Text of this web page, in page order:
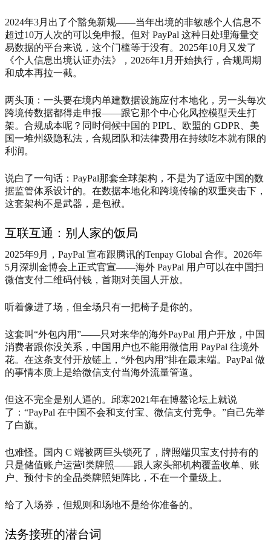
2024年3月出了个豁免新规——当年出境的非敏感个人信息不
超过10万人次的可以免申报。但对 PayPal 这种日处理海量交
易数据的平台来说，这个门槛等于没有。2025年10月又发了
《个人信息出境认证办法》，2026年1月开始执行，合规周期
和成本再拉一截。
两头顶：一头要在境内单建数据设施应付本地化，另一头每次
跨境传数据都得走申报——跟它那个中心化风控模型天生打
架。合规成本呢？同时伺候中国的 PIPL、欧盟的 GDPR、美
国一堆州级隐私法，合规团队和法律费用在持续吃本就有限的
利润。
说白了一句话：PayPal那套全球架构，不是为了适应中国的数
据监管体系设计的。在数据本地化和跨境传输的双重夹击下，
这套架构不是武器，是包袱。
互联互通：别人家的饭局
2025年9月，PayPal 宣布跟腾讯的Tenpay Global 合作。2026年
5月深圳金博会上正式官宣——海外 PayPal 用户可以在中国扫
微信支付二维码付钱，首期对美国人开放。
听着像进了场，但全场只有一把椅子是你的。
这套叫“外包内用”——只对来华的海外PayPal 用户开放，中国
消费者跟你没关系，中国用户也不能用微信用 PayPal 往境外
花。在这条支付开放链上，“外包内用”排在最末端。PayPal 做
的事情本质上是给微信支付当海外流量管道。
但这不完全是别人逼的。邱寒2021年在博鳌论坛上就说
了：“PayPal 在中国不会和支付宝、微信支付竞争。”自己先举
了白旗。
也难怪。国内 C 端被两巨头锁死了，牌照端贝宝支付持有的
只是储值账户运营Ⅰ类牌照——跟人家头部机构覆盖收单、账
户、预付卡的全品类牌照矩阵比，不在一个量级上。
给了入场券，但规则和场地不是给你准备的。
法务接班的潜台词